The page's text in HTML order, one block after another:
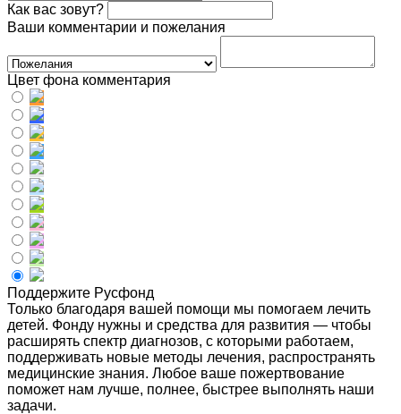
Как вас зовут?
Ваши комментарии и пожелания
Цвет фона комментария
Поддержите Русфонд
Только благодаря вашей помощи мы помогаем лечить
детей. Фонду нужны и средства для развития — чтобы
расширять спектр диагнозов, с которыми работаем,
поддерживать новые методы лечения, распространять
медицинские знания. Любое ваше пожертвование
поможет нам лучше, полнее, быстрее выполнять наши
задачи.